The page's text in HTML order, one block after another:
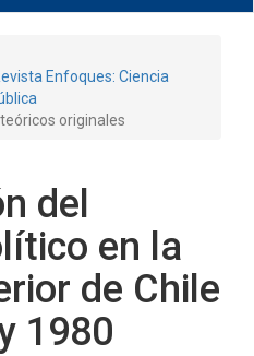
Enfoques: Ciencia
originales
del
en la
de Chile
1980